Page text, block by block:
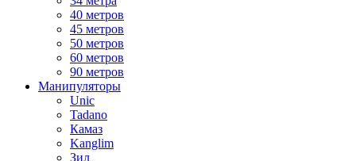
40 метров
45 метров
50 метров
60 метров
90 метров
Манипуляторы
Unic
Tadano
Камаз
Kanglim
Зил